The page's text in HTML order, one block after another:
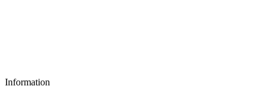
Information